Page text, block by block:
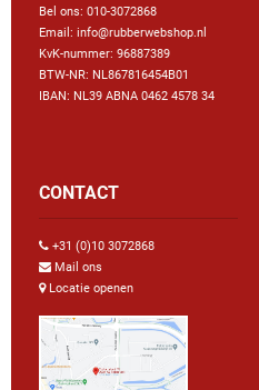
Bel ons: 010-3072868
Email: info@rubberwebshop.nl
KvK-nummer: 96887389
BTW-NR: NL867816454B01
IBAN: NL39 ABNA 0462 4578 34
CONTACT
+31 (0)10 3072868
Mail ons
Locatie openen